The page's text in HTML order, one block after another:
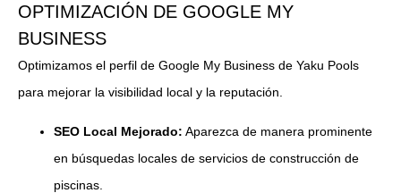
OPTIMIZACIÓN DE GOOGLE MY
BUSINESS
Optimizamos el perfil de Google My Business de Yaku Pools
para mejorar la visibilidad local y la reputación.
SEO Local Mejorado: Aparezca de manera prominente
en búsquedas locales de servicios de construcción de
piscinas.